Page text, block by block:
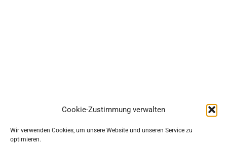
Cookie-Zustimmung verwalten
Wir verwenden Cookies, um unsere Website und unseren Service zu
optimieren.